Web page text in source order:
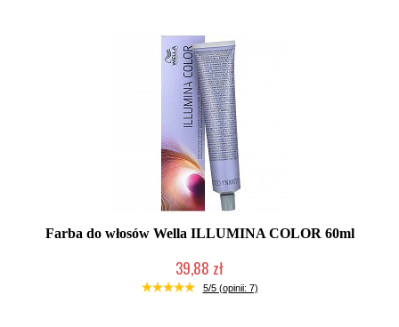
Farba do włosów Wella ILLUMINA COLOR 60ml
39,88 zł
Duża ilość (wysyłka w 24h)
5/5 (opinii: 7)